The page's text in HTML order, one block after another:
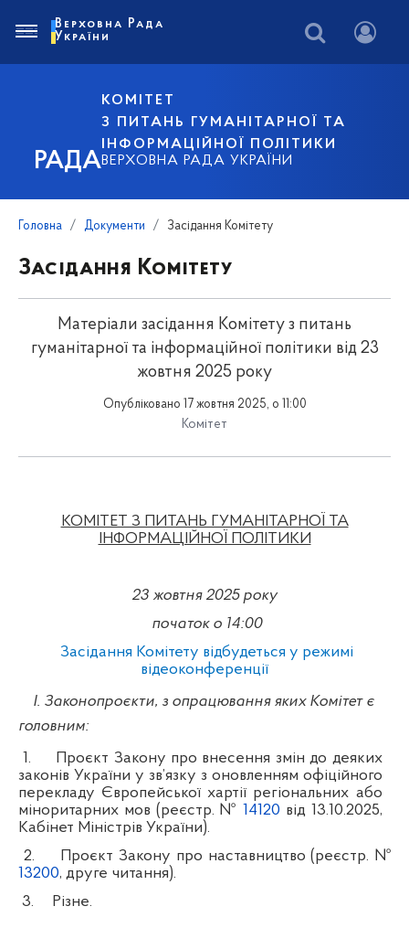
РАДА
КОМІТЕТ
З ПИТАНЬ ГУМАНІТАРНОЇ ТА
ІНФОРМАЦІЙНОЇ ПОЛІТИКИ
ВЕРХОВНА РАДА УКРАЇНИ
Верховна Рада
України
Головна Документи Засідання Комітету
Засідання Комітету
Матеріали засідання Комітету з питань
гуманітарної та інформаційної політики від 23
жовтня 2025 року
Опубліковано 17 жовтня 2025, о 11:00
Комітет
КОМІТЕТ З ПИТАНЬ ГУМАНІТАРНОЇ ТА
ІНФОРМАЦІЙНОЇ ПОЛІТИКИ
23 жовтня 2025 року
початок о 14:00
Засідання Комітету відбудеться у режимі
відеоконференції
І. Законопроєкти, з опрацювання яких Комітет є
головним:
1.
Проєкт Закону про внесення змін до деяких
законів України у зв’язку з оновленням офіційного
перекладу Європейської хартії регіональних або
міноритарних мов (реєстр. №14120 від 13.10.2025,
Кабінет Міністрів України).
2.
Проєкт Закону про наставництво (реєстр. №
13200, друге читання).
3.
Різне.